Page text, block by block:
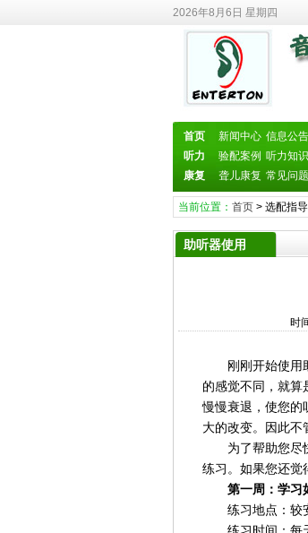
2026年8月6日 星期四
首页 新闻中心 信息公告
听力
验配案例 听力知识
康复
聋儿康复 常见问题
当前位置： 首页> 选配指导
助听器使用
时
刚刚开始使用助
的感觉不同，就算
慢慢衰退，使您的
大的改变。因此不
为了帮助您尽
练习。如果您还觉
第一周：学习
练习地点：较